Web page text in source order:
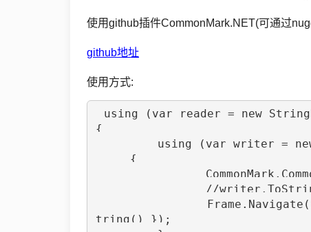
使用github插件CommonMark.NET(可通过
github地址
使用方式:
using (var reader = new
{
tring() });